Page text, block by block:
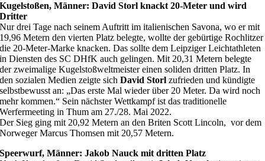
Kugelstoßen, Männer: David Storl knackt 20-Meter und wird
Dritter
Nur drei Tage nach seinem Auftritt im italienischen Savona, wo er mit
19,96 Metern den vierten Platz belegte, wollte der gebürtige Rochlitzer
die 20-Meter-Marke knacken. Das sollte dem Leipziger Leichtathleten
in Diensten des SC DHfK auch gelingen. Mit 20,31 Metern belegte
der zweimalige Kugelstoßweltmeister einen soliden dritten Platz. In
den sozialen Medien zeigte sichDavid Storl zufrieden und kündigte
selbstbewusst an: „Das erste Mal wieder über 20 Meter. Da wird noch
mehr kommen.“ Sein nächster Wettkampf ist das traditionelle
Werfermeeting in Thum am 27./28. Mai 2022.
Der Sieg ging mit 20,92 Metern an den Briten Scott Lincoln, vor dem
Norweger Marcus Thomsen mit 20,57 Metern.
Speerwurf, Männer: Jakob Nauck mit dritten Platz